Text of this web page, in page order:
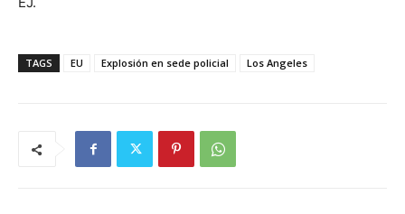
TAGS EU Explosión en sede policial Los Angeles